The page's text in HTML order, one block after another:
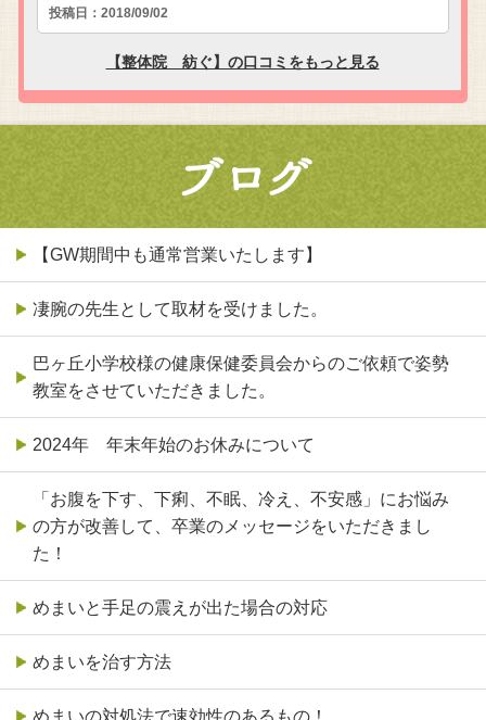
【GW期間中も通常営業いたします】
凄腕の先生として取材を受けました。
巴ヶ丘小学校様の健康保健委員会からのご依頼で姿勢
教室をさせていただきました。
2024年 年末年始のお休みについて
「お腹を下す、下痢、不眠、冷え、不安感」にお悩み
の方が改善して、卒業のメッセージをいただきまし
た！
めまいと手足の震えが出た場合の対応
めまいを治す方法